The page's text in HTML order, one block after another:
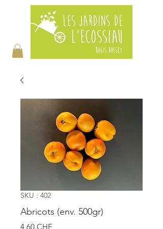
SKU : 402
Abricots (env. 500gr)
4.60 CHFPrix